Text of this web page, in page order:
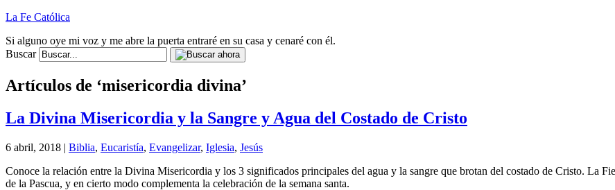
La Fe Católica
Si alguno oye mi voz y me abre la puerta entraré en su casa y cenaré con él.
Buscar
Artículos de ‘misericordia divina’
La Divina Misericordia y la Sangre y Agua del Costado de Cristo
6 abril, 2018 | Biblia, Eucaristía, Evangelizar, Iglesia, Jesús
Conoce la relación entre la Divina Misericordia y los 3 significados principales del agua y la sangre que brotan del costado de Cristo. La
de la Pascua, y en cierto modo complementa la celebración de la semana santa.